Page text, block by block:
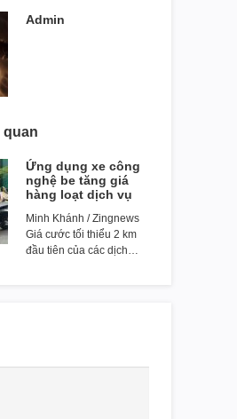
Admin
quan
Ứng dụng xe công
nghệ be tăng giá
hàng loạt dịch vụ
Minh Khánh / Zingnews
Giá cước tối thiểu 2 km
đầu tiên của các dịch…